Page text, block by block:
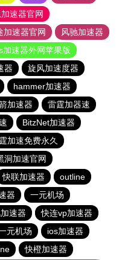
速器官网
加速器官网
风驰加速器
加速器外网苹果版
器
旋风加速度器
hammer加速器
加速器
雷霆加器速
BitzNet加速器
加速免费永久
洞加速官网
快联加速器
outline
器
一元机场
速器
快连vp加速器
元机场
ios加速器
快橙加速器